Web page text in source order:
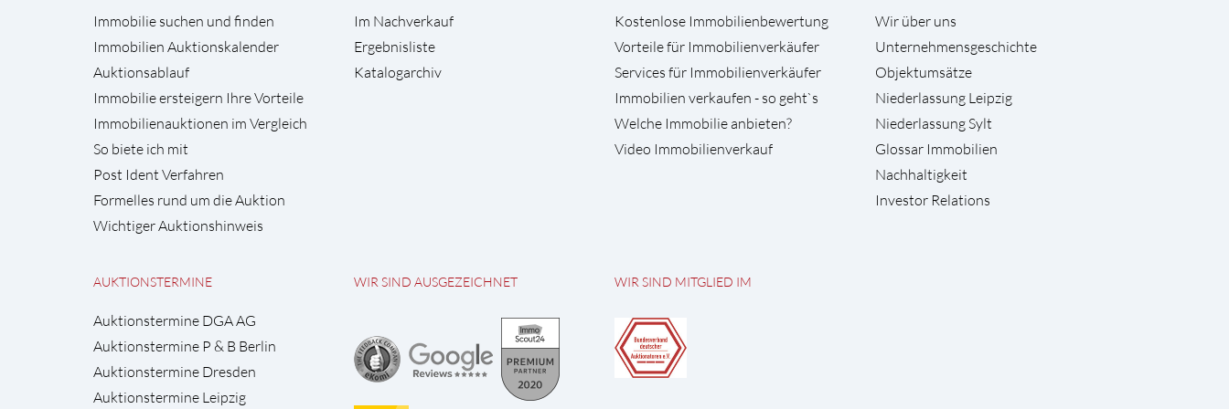
Immobilie suchen und finden
Immobilien Auktionskalender
Auktionsablauf
Immobilie ersteigern Ihre Vorteile
Immobilienauktionen im Vergleich
So biete ich mit
Post Ident Verfahren
Formelles rund um die Auktion
Wichtiger Auktionshinweis
Im Nachverkauf
Ergebnisliste
Katalogarchiv
Kostenlose Immobilienbewertung
Vorteile für Immobilienverkäufer
Services für Immobilienverkäufer
Immobilien verkaufen - so geht`s
Welche Immobilie anbieten?
Video Immobilienverkauf
Wir über uns
Unternehmensgeschichte
Objektumsätze
Niederlassung Leipzig
Niederlassung Sylt
Glossar Immobilien
Nachhaltigkeit
Investor Relations
AUKTIONSTERMINE
Auktionstermine DGA AG
Auktionstermine P & B Berlin
Auktionstermine Dresden
Auktionstermine Leipzig
WIR SIND AUSGEZEICHNET WIR SIND MITGLIED IM